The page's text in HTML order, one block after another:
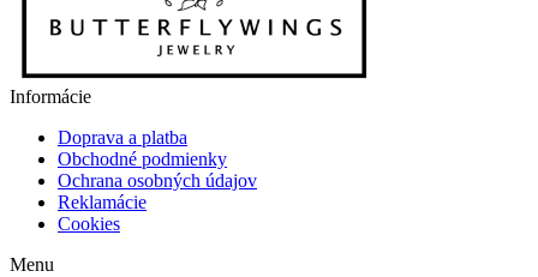
Informácie
Doprava a platba
Obchodné podmienky
Ochrana osobných údajov
Reklamácie
Cookies
Menu